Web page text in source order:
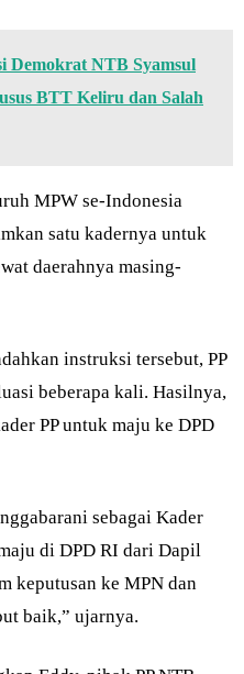
Demokrat NTB Syamsul
BTT Keliru dan Salah
MPW se-Indonesia
satu kadernya untuk
daerahnya masing-
instruksi tersebut, PP
beberapa kali. Hasilnya,
PP untuk maju ke DPD
sebagai Kader
di DPD RI dari Dapil
keputusan ke MPN dan
baik,” ujarnya.